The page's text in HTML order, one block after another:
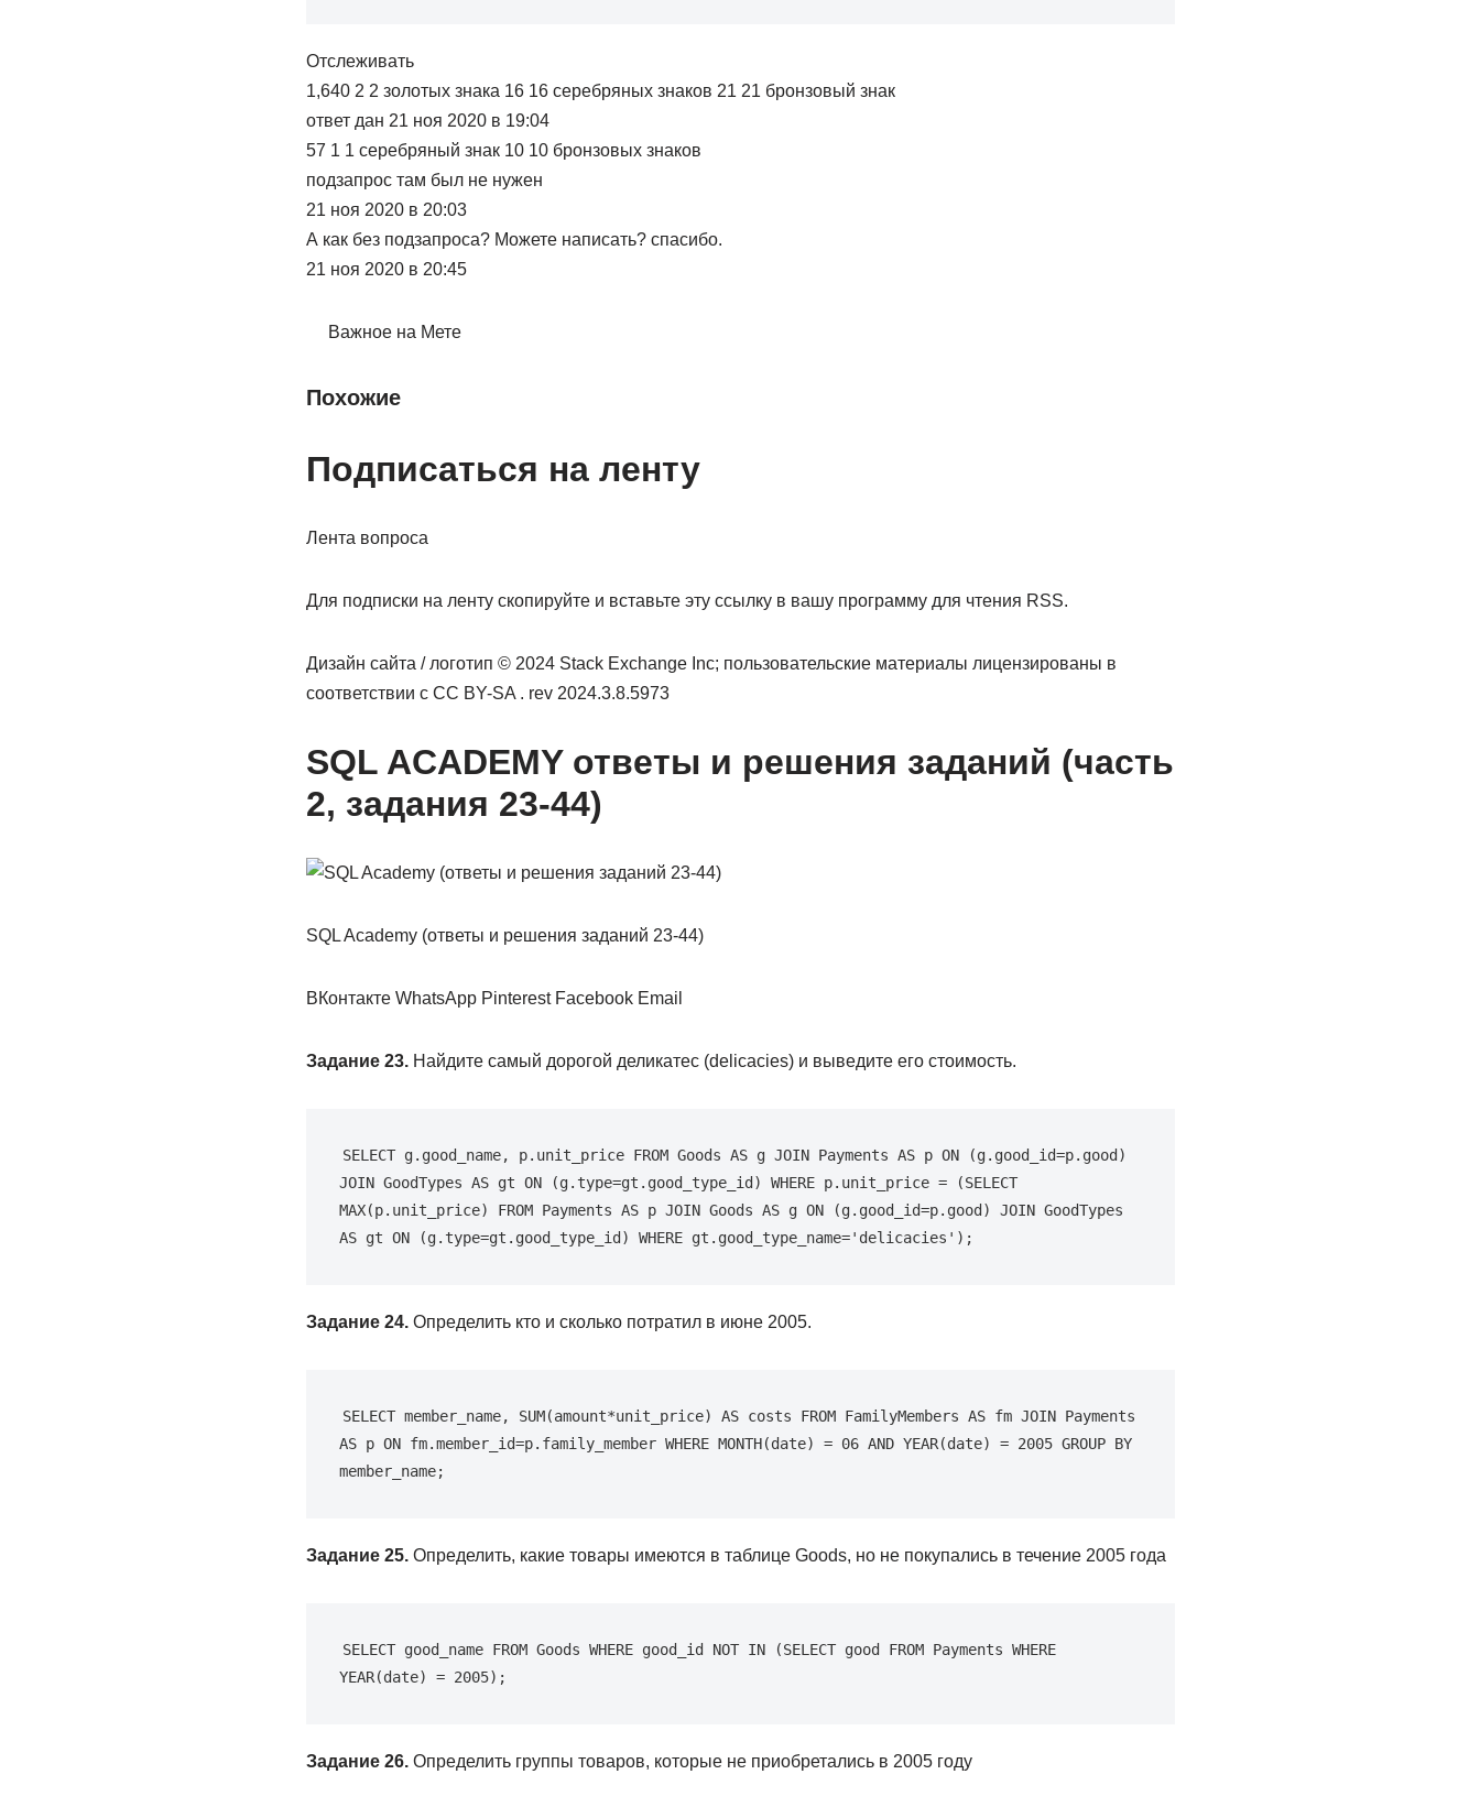
Отслеживать
1,640 2 2 золотых знака 16 16 серебряных знаков 21 21 бронзовый знак
ответ дан 21 ноя 2020 в 19:04
57 1 1 серебряный знак 10 10 бронзовых знаков
подзапрос там был не нужен
21 ноя 2020 в 20:03
А как без подзапроса? Можете написать? спасибо.
21 ноя 2020 в 20:45
Важное на Мете
Похожие
Подписаться на ленту
Лента вопроса
Для подписки на ленту скопируйте и вставьте эту ссылку в вашу программу для чтения RSS.
Дизайн сайта / логотип © 2024 Stack Exchange Inc; пользовательские материалы лицензированы в
соответствии с CC BY-SA . rev 2024.3.8.5973
SQL ACADEMY ответы и решения заданий (часть
2, задания 23-44)
SQL Academy (ответы и решения заданий 23-44)
ВКонтакте WhatsApp Pinterest Facebook Email
Задание 23.Найдите самый дорогой деликатес (delicacies) и выведите его стоимость.
SELECT g.good_name, p.unit_price FROM Goods AS g JOIN Payments AS p ON (g.good_id=p.good)
JOIN GoodTypes AS gt ON (g.type=gt.good_type_id) WHERE p.unit_price = (SELECT
MAX(p.unit_price) FROM Payments AS p JOIN Goods AS g ON (g.good_id=p.good) JOIN GoodTypes
AS gt ON (g.type=gt.good_type_id) WHERE gt.good_type_name='delicacies');
Задание 24.Определить кто и сколько потратил в июне 2005.
SELECT member_name, SUM(amount*unit_price) AS costs FROM FamilyMembers AS fm JOIN Payments
AS p ON fm.member_id=p.family_member WHERE MONTH(date) = 06 AND YEAR(date) = 2005 GROUP BY
member_name;
Задание 25.Определить, какие товары имеются в таблице Goods, но не покупались в течение 2005 года
SELECT good_name FROM Goods WHERE good_id NOT IN (SELECT good FROM Payments WHERE
YEAR(date) = 2005);
Задание 26.Определить группы товаров, которые не приобретались в 2005 году